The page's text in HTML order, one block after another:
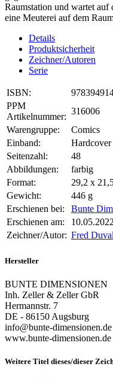
Raumstation und wartet
eine Meuterei auf dem
Details
Produktsicherheit
Zeichner/Autoren
Serie
ISBN:
PPM
Artikelnummer:
316006
Warengruppe:
Comics
Einband:
Hardcover
Seitenzahl:
48
Abbildungen:
farbig
Format:
29,2 x
Gewicht:
446 g
Erschienen bei:
Bunte
Erschienen am:
10.05.2022
Zeichner/Autor: Fred Duval
Hersteller
BUNTE DIMENSIONEN
Inh. Zeller & Zeller GbR
Hermannstr. 7
DE - 86150 Augsburg
info@bunte-dimensionen.de
www.bunte-dimensionen.de
Weitere Titel dieses/dieser